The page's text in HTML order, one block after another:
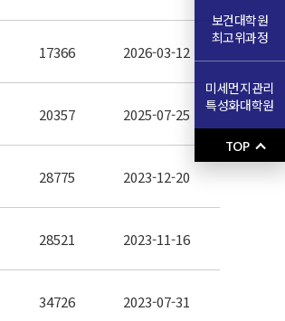
17366 2026-03-12
20357 2025-07-25
28775 2023-12-20
28521 2023-11-16
34726 2023-07-31
보건대학원
최고위과정
미세먼지관리
특성화대학원
TOP